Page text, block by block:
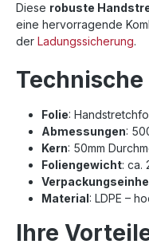
Diese robuste
eine hervorragende
der Ladungssicherung.
Folie:
Abmessungen:
Kern: 50mm
Foliengewicht: ca.
Material: LDPE –
Ihre